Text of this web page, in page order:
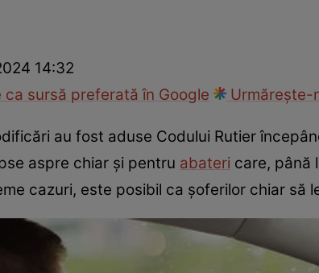
14:32
sursă preferată în Google
Urmărește-
au fost aduse Codului Rutier
aspre chiar și pentru abateri care, până
cazuri, este posibil ca șoferilor chiar să